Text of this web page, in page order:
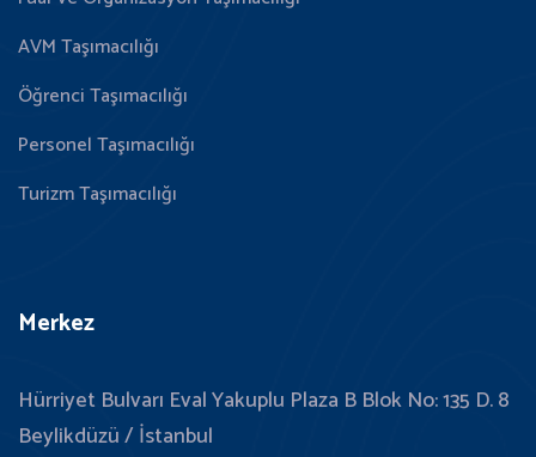
AVM Taşımacılığı
Öğrenci Taşımacılığı
Personel Taşımacılığı
Turizm Taşımacılığı
Merkez
Hürriyet Bulvarı Eval Yakuplu Plaza B Blok No: 135 D. 8
Beylikdüzü / İstanbul